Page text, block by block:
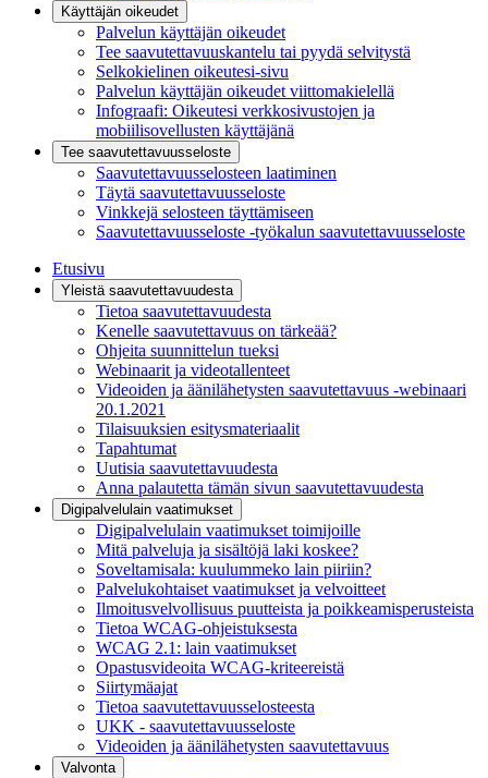
Käyttäjän oikeudet
Palvelun käyttäjän oikeudet
Tee saavutettavuuskantelu tai pyydä selvitystä
Selkokielinen oikeutesi-sivu
Palvelun käyttäjän oikeudet viittomakielellä
Infograafi: Oikeutesi verkkosivustojen ja
mobiilisovellusten käyttäjänä
Tee saavutettavuusseloste
Saavutettavuus­selosteen laatiminen
Täytä saavutettavuusseloste
Vinkkejä selosteen täyttämiseen
Saavutettavuusseloste -työkalun saavutettavuusseloste
Etusivu
Yleistä saavutettavuudesta
Tietoa saavutettavuudesta
Kenelle saavutettavuus on tärkeää?
Ohjeita suunnittelun tueksi
Webinaarit ja videotallenteet
Videoiden ja äänilähetysten saavutettavuus -webinaari
20.1.2021
Tilaisuuksien esitysmateriaalit
Tapahtumat
Uutisia saavutettavuudesta
Anna palautetta tämän sivun saavutettavuudesta
Digipalvelulain vaatimukset
Digipalvelulain vaatimukset toimijoille
Mitä palveluja ja sisältöjä laki koskee?
Soveltamisala: kuulummeko lain piiriin?
Palvelukohtaiset vaatimukset ja velvoitteet
Ilmoitusvelvollisuus puutteista ja poikkeamisperusteista
Tietoa WCAG-ohjeistuksesta
WCAG 2.1: lain vaatimukset
Opastusvideoita WCAG-kriteereistä
Siirtymäajat
Tietoa saavutettavuusselosteesta
UKK - saavutettavuusseloste
Videoiden ja äänilähetysten saavutettavuus
Valvonta